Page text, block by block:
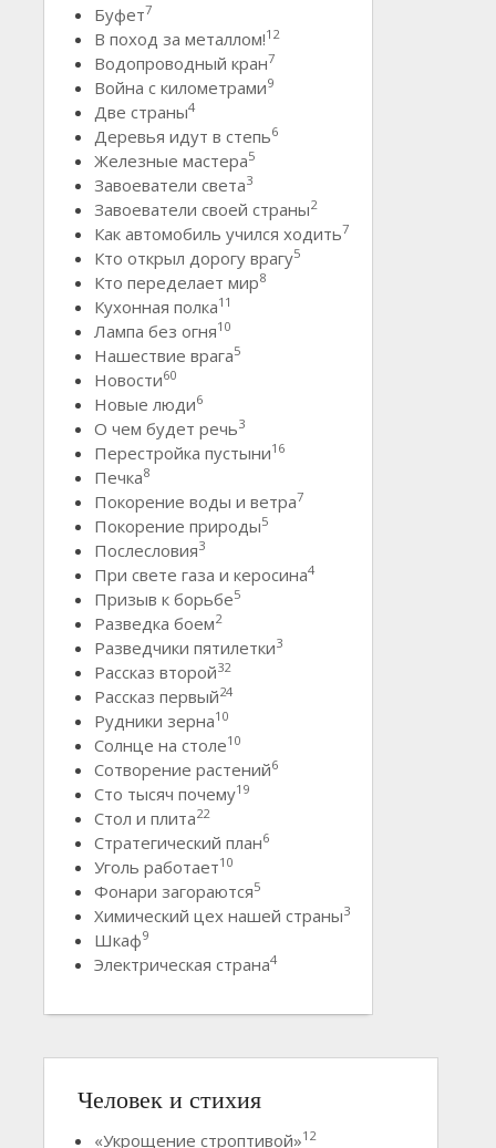
Буфет7
В поход за металлом!12
Водопроводный кран7
Война с километрами9
Две страны4
Деревья идут в степь6
Железные мастера5
Завоеватели света3
Завоеватели своей страны2
Как автомобиль учился ходить7
Кто открыл дорогу врагу5
Кто переделает мир8
Кухонная полка11
Лампа без огня10
Нашествие врага5
Новости60
Новые люди6
О чем будет речь3
Перестройка пустыни16
Печка8
Покорение воды и ветра7
Покорение природы5
Послесловия3
При свете газа и керосина4
Призыв к борьбе5
Разведка боем2
Разведчики пятилетки3
Рассказ второй32
Рассказ первый24
Рудники зерна10
Солнце на столе10
Сотворение растений6
Сто тысяч почему19
Стол и плита22
Стратегический план6
Уголь работает10
Фонари загораются5
Химический цех нашей страны3
Шкаф9
Электрическая страна4
Человек и стихия
«Укрощение строптивой»12